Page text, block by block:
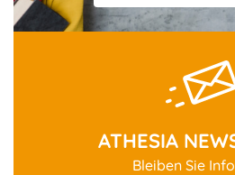
ATHESIA
Bleiben Sie